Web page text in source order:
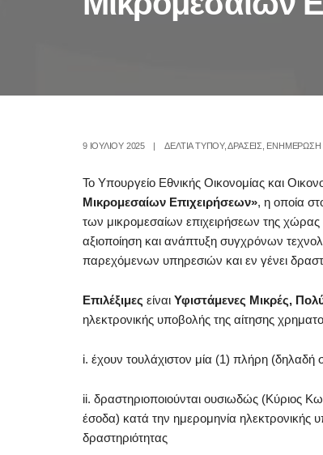
9 ΙΟΥΛΊΟΥ 2025 | ΔΕΛΤΙΑ ΤΥΠΟΥ,ΔΡΑΣΕΙΣ ΕΝΗΜΕΡΩΣΗ
Το Υπουργείο Εθνικής Οικονομίας και
Μικρομεσαίων Επιχειρήσεων», η οποία
των μικρομεσαίων επιχειρήσεων της
αξιοποίηση και ανάπτυξη συγχρόνων
παρεχόμενων υπηρεσιών και εν γένει
Επιλέξιμες είναι Υφιστάμενες Μικρές,
ηλεκτρονικής υποβολής της αίτησης
i. έχουν τουλάχιστον μία (1) πλήρη (δηλαδή
ii. δραστηριοποιούνται ουσιωδώς (Κύριος
έσοδα) κατά την ημερομηνία ηλεκτρονικής
δραστηριότητας